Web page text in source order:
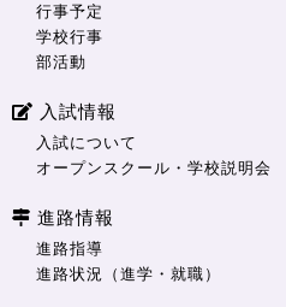
行事予定
学校行事
部活動
入試情報
入試について
オープンスクール・学校説明会
進路情報
進路指導
進路状況（進学・就職）